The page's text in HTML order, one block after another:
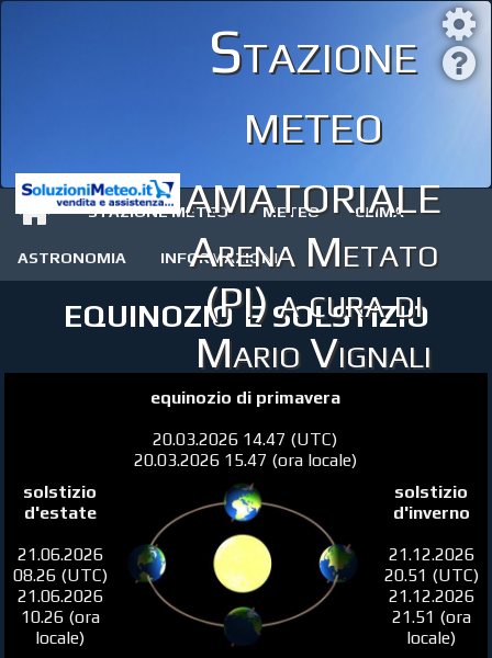
Stazione
meteo
amatoriale
Arena Metato
(PI) a cura di
Mario Vignali
STAZIONE METEO METEO CLIMA
ASTRONOMIA INFORMAZIONI
equinozio e solstizio
equinozio di primavera
20.03.2026 14.47 (UTC)
20.03.2026 15.47 (ora locale)
solstizio
d'estate
21.06.2026
08.26 (UTC)
21.06.2026
10.26 (ora
locale)
solstizio
d'inverno
21.12.2026
20.51 (UTC)
21.12.2026
21.51 (ora
locale)